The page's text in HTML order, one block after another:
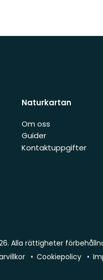
Naturkartan
Om oss
Guider
Kontaktuppgifter
Alla rättigheter
Cookiepolicy